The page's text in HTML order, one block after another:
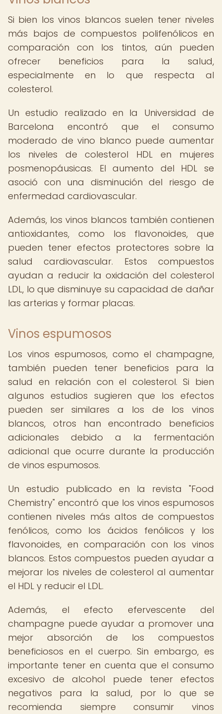
Si bien los vinos blancos suelen tener niveles
más bajos de compuestos polifenólicos en
comparación con los tintos, aún pueden
ofrecer beneficios para la salud,
especialmente en lo que respecta al
colesterol.
Un estudio realizado en la Universidad de
Barcelona encontró que el consumo
moderado de vino blanco puede aumentar
los niveles de colesterol HDL en mujeres
posmenopáusicas. El aumento del HDL se
asoció con una disminución del riesgo de
enfermedad cardiovascular.
Además, los vinos blancos también contienen
antioxidantes, como los flavonoides, que
pueden tener efectos protectores sobre la
salud cardiovascular. Estos compuestos
ayudan a reducir la oxidación del colesterol
LDL, lo que disminuye su capacidad de dañar
las arterias y formar placas.
Vinos espumosos
Los vinos espumosos, como el champagne,
también pueden tener beneficios para la
salud en relación con el colesterol. Si bien
algunos estudios sugieren que los efectos
pueden ser similares a los de los vinos
blancos, otros han encontrado beneficios
adicionales debido a la fermentación
adicional que ocurre durante la producción
de vinos espumosos.
Un estudio publicado en la revista "Food
Chemistry" encontró que los vinos espumosos
contienen niveles más altos de compuestos
fenólicos, como los ácidos fenólicos y los
flavonoides, en comparación con los vinos
blancos. Estos compuestos pueden ayudar a
mejorar los niveles de colesterol al aumentar
el HDL y reducir el LDL.
Además, el efecto efervescente del
champagne puede ayudar a promover una
mejor absorción de los compuestos
beneficiosos en el cuerpo. Sin embargo, es
importante tener en cuenta que el consumo
excesivo de alcohol puede tener efectos
negativos para la salud, por lo que se
recomienda siempre consumir vinos